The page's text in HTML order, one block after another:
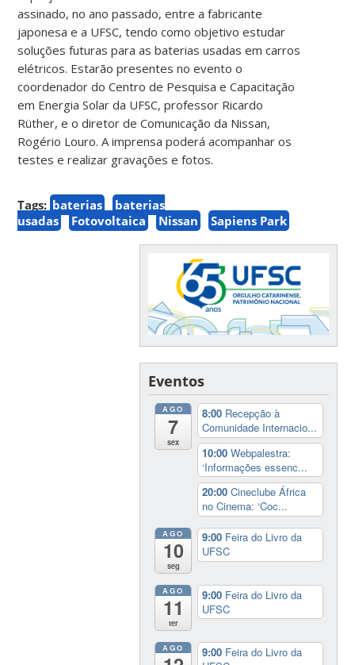
assinado, no ano passado, entre a fabricante
japonesa e a UFSC, tendo como objetivo estudar
soluções futuras para as baterias usadas em carros
elétricos. Estarão presentes no evento o
coordenador do Centro de Pesquisa e Capacitação
em Energia Solar da UFSC, professor Ricardo
Rüther, e o diretor de Comunicação da Nissan,
Rogério Louro. A imprensa poderá acompanhar os
testes e realizar gravações e fotos.
Tags: baterias
baterias
usadas
Fotovoltaica Nissan Sapiens Park
Eventos
AGO
7
sex
8:00 Recepção à
Comunidade Internacio...
10:00Webpalestra:
‘Informações essenc...
20:00Cineclube África
no Cinema: ‘Coc...
AGO
10
seg
9:00 Feira do Livro da
UFSC
AGO
11
ter
9:00 Feira do Livro da
UFSC
AGO 9:00 Feira do Livro da